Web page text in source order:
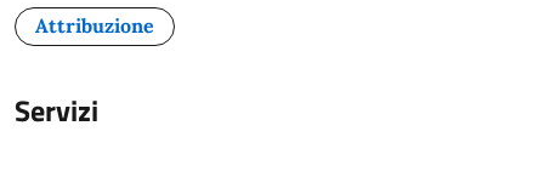
Attribuzione
Servizi